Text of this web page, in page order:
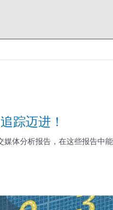
踪迈进！
体分析报告，在这些报告中